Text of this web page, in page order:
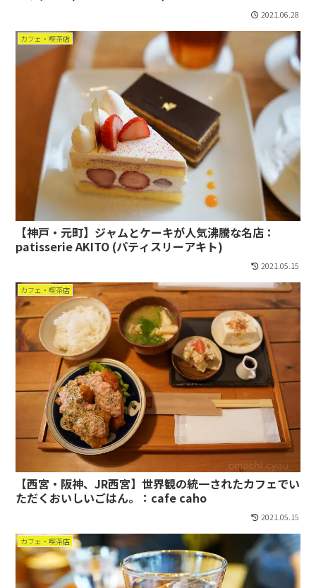
2021.06.28
カフェ・喫茶店
【神戸・元町】ジャムとケーキが人気沸騰な名店：
patisserie AKITO (パティスリーアキト)
2021.05.15
カフェ・喫茶店
【西宮・阪神、JR西宮】世界観の統一されたカフェでい
ただくおいしいごはん。：cafe caho
2021.05.15
カフェ・喫茶店